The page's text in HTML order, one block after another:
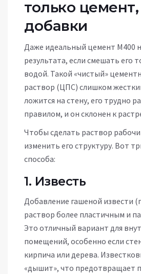
только
добавки
Даже идеальный цемент М400
результата, если смешать его
водой. Такой «чистый»
раствор (ЦПС) слишком
ложится на стену, его трудно
правилом, и он склонен к
Чтобы сделать раствор
изменить его структуру. Вот
способа:
1. Известь
Добавление гашеной извести
раствор более пластичным и
Это отличный вариант для
помещений, особенно если
кирпича или дерева.
«дышит», что предотвращает